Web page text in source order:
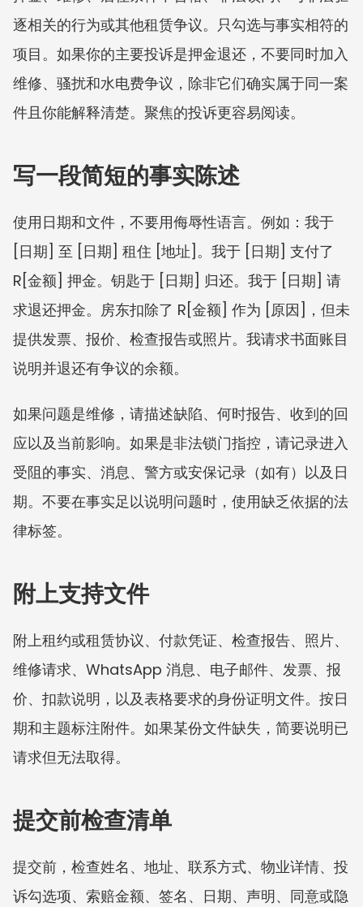
逐相关的行为或其他租赁争议。只勾选与事实相符的
项目。如果你的主要投诉是押金退还，不要同时加入
维修、骚扰和水电费争议，除非它们确实属于同一案
件且你能解释清楚。聚焦的投诉更容易阅读。
写一段简短的事实陈述
使用日期和文件，不要用侮辱性语言。例如：我于
[日期] 至 [日期] 租住 [地址]。我于 [日期] 支付了
R[金额] 押金。钥匙于 [日期] 归还。我于 [日期] 请
求退还押金。房东扣除了 R[金额] 作为 [原因]，但未
提供发票、报价、检查报告或照片。我请求书面账目
说明并退还有争议的余额。
如果问题是维修，请描述缺陷、何时报告、收到的回
应以及当前影响。如果是非法锁门指控，请记录进入
受阻的事实、消息、警方或安保记录（如有）以及日
期。不要在事实足以说明问题时，使用缺乏依据的法
律标签。
附上支持文件
附上租约或租赁协议、付款凭证、检查报告、照片、
维修请求、WhatsApp 消息、电子邮件、发票、报
价、扣款说明，以及表格要求的身份证明文件。按日
期和主题标注附件。如果某份文件缺失，简要说明已
请求但无法取得。
提交前检查清单
提交前，检查姓名、地址、联系方式、物业详情、投
诉勾选项、索赔金额、签名、日期、声明、同意或隐